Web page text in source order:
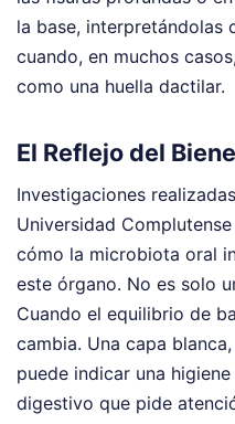
la base, interpretándolas
cuando, en muchos
como una huella dactilar.
El Reflejo del
Investigaciones
Universidad
cómo la microbiota oral
este órgano. No es solo
Cuando el equilibrio de
cambia. Una capa
puede indicar una
digestivo que pide